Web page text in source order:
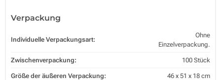
Verpackung
Individuelle Verpackungsart:
Ohne
Einzelverpackung.
Zwischenverpackung: 100 Stück
Größe der äußeren Verpackung: 46 x 51 x 18 cm